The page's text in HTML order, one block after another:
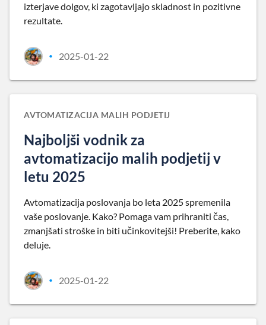
izterjave dolgov, ki zagotavljajo skladnost in pozitivne
rezultate.
• 2025-01-22
AVTOMATIZACIJA MALIH PODJETIJ
Najboljši vodnik za
avtomatizacijo malih podjetij v
letu 2025
Avtomatizacija poslovanja bo leta 2025 spremenila
vaše poslovanje. Kako? Pomaga vam prihraniti čas,
zmanjšati stroške in biti učinkovitejši! Preberite, kako
deluje.
• 2025-01-22